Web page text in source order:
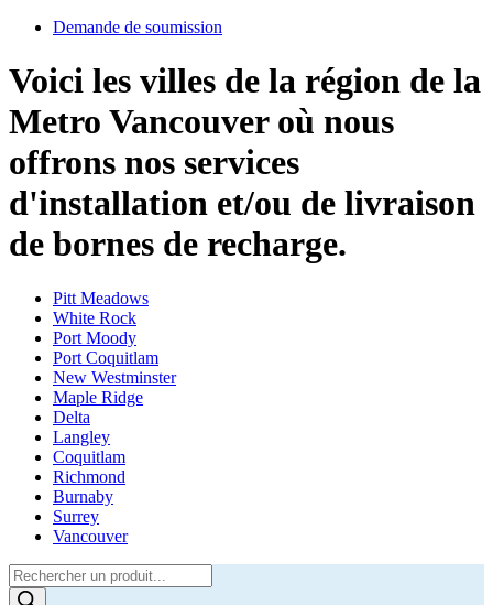
Demande de soumission
Voici les villes de la région de la
Metro Vancouver où nous
offrons nos services
d'installation et/ou de livraison
de bornes de recharge.
Pitt Meadows
White Rock
Port Moody
Port Coquitlam
New Westminster
Maple Ridge
Delta
Langley
Coquitlam
Richmond
Burnaby
Surrey
Vancouver
Products
search